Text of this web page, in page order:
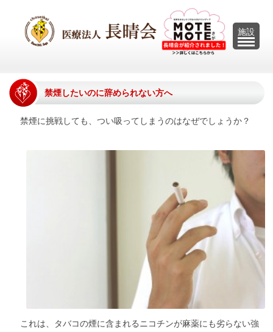
施設
禁煙したいのに辞められない方へ
禁煙に挑戦しても、つい吸ってしまうのはなぜでしょうか？
これは、タバコの煙に含まれるニコチンが麻薬にも劣らない強